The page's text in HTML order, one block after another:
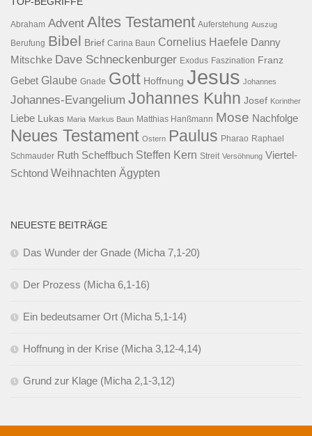
Abraham Advent Altes Testament Auferstehung Auszug
Berufung Bibel Brief Carina Baun Cornelius Haefele Danny
Mitschke Dave Schneckenburger Exodus Faszination Franz
Gebet Glaube Gnade Gott Hoffnung Jesus Johannes
Johannes-Evangelium Johannes Kuhn Josef Korinther
Liebe Lukas Maria Markus Baun Matthias Hanßmann Mose Nachfolge
Neues Testament Ostern Paulus Pharao Raphael
Schmauder Ruth Scheffbuch Steffen Kern Streit Versöhnung Viertel-
Schtond Weihnachten Ägypten
NEUESTE BEITRÄGE
Das Wunder der Gnade (Micha 7,1-20)
Der Prozess (Micha 6,1-16)
Ein bedeutsamer Ort (Micha 5,1-14)
Hoffnung in der Krise (Micha 3,12-4,14)
Grund zur Klage (Micha 2,1-3,12)